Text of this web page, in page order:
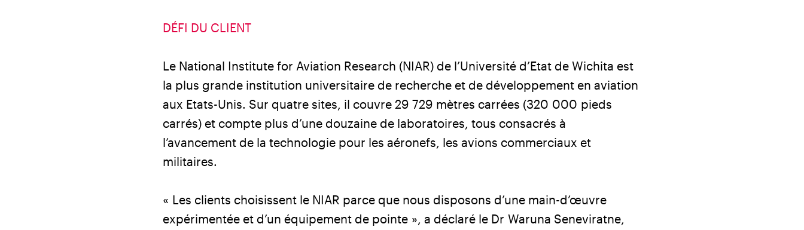
DÉFI DU CLIENT
Le National Institute for Aviation Research (NIAR) de l’Université d’Etat de Wichita est
la plus grande institution universitaire de recherche et de développement en aviation
aux Etats-Unis. Sur quatre sites, il couvre 29 729 mètres carrées (320 000 pieds
carrés) et compte plus d’une douzaine de laboratoires, tous consacrés à
l’avancement de la technologie pour les aéronefs, les avions commerciaux et
militaires.
« Les clients choisissent le NIAR parce que nous disposons d’une main-d’œuvre
expérimentée et d’un équipement de pointe », a déclaré le Dr Waruna Seneviratne,